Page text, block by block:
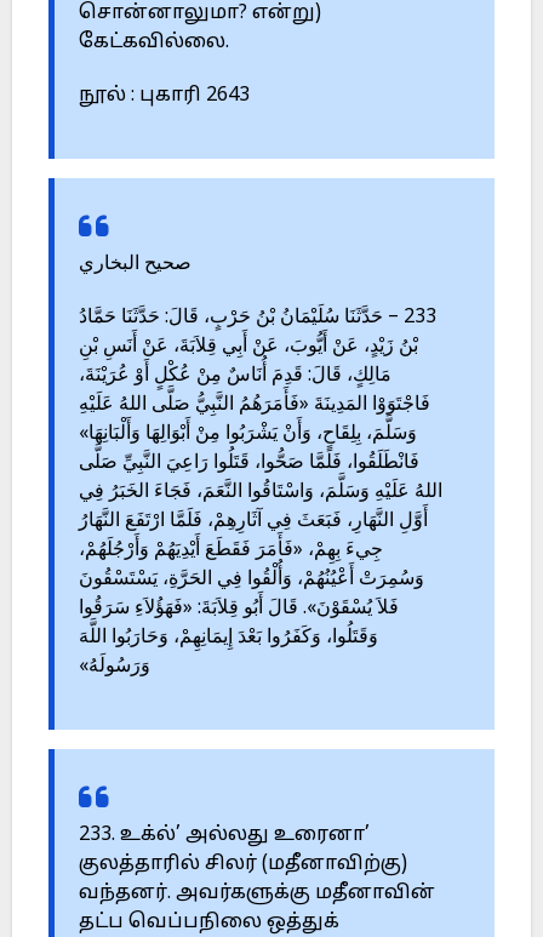
சொன்னாலுமா? என்று)
கேட்கவில்லை.
நூல் : புகாரி 2643
صحيح البخاري
233 – حَدَّثَنَا سُلَيْمَانُ بْنُ حَرْبٍ، قَالَ: حَدَّثَنَا حَمَّادُ
بْنُ زَيْدٍ، عَنْ أَيُّوبَ، عَنْ أَبِي قِلاَبَةَ، عَنْ أَنَسِ بْنِ
مَالِكٍ، قَالَ: قَدِمَ أُنَاسٌ مِنْ عُكْلٍ أَوْ عُرَيْنَةَ،
فَاجْتَوَوْا المَدِينَةَ «فَأَمَرَهُمُ النَّبِيُّ صَلَّى اللهُ عَلَيْهِ
وَسَلَّمَ، بِلِقَاحٍ، وَأَنْ يَشْرَبُوا مِنْ أَبْوَالِهَا وَأَلْبَانِهَا»
فَانْطَلَقُوا، فَلَمَّا صَحُّوا، قَتَلُوا رَاعِيَ النَّبِيِّ صَلَّى
اللهُ عَلَيْهِ وَسَلَّمَ، وَاسْتَاقُوا النَّعَمَ، فَجَاءَ الخَبَرُ فِي
أَوَّلِ النَّهَارِ، فَبَعَثَ فِي آثَارِهِمْ، فَلَمَّا ارْتَفَعَ النَّهَارُ
جِيءَ بِهِمْ، «فَأَمَرَ فَقَطَعَ أَيْدِيَهُمْ وَأَرْجُلَهُمْ،
وَسُمِرَتْ أَعْيُنُهُمْ، وَأُلْقُوا فِي الحَرَّةِ، يَسْتَسْقُونَ
فَلاَ يُسْقَوْنَ». قَالَ أَبُو قِلاَبَةَ: «فَهَؤُلاَءِ سَرَقُوا
وَقَتَلُوا، وَكَفَرُوا بَعْدَ إِيمَانِهِمْ، وَحَارَبُوا اللَّهَ
وَرَسُولَهُ»
233. உக்ல்’ அல்லது உரைனா’
குலத்தாரில் சிலர் (மதீனாவிற்கு)
வந்தனர். அவர்களுக்கு மதீனாவின்
தட்ப வெப்பநிலை ஒத்துக்